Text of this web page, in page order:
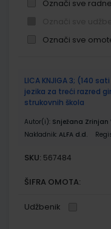
Označi sve
Označi sve
proizvodi
LICA KNJIGA 3; (140
jezika za treći razred
strukovnih škola
Autor(i): Snježana Zrinjan
Nakladnik: ALFA d.d.
SKU: 567484
ŠIFRA OMOTA:
Udžbenik